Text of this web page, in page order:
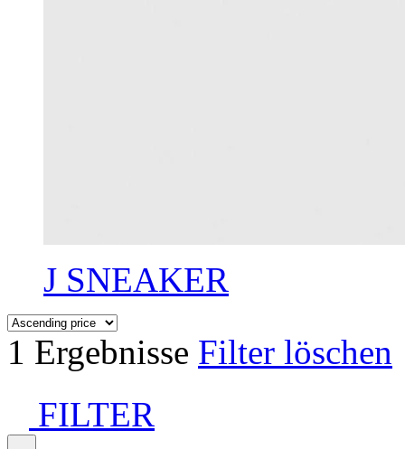
J SNEAKER
1 Ergebnisse Filter löschen
FILTER